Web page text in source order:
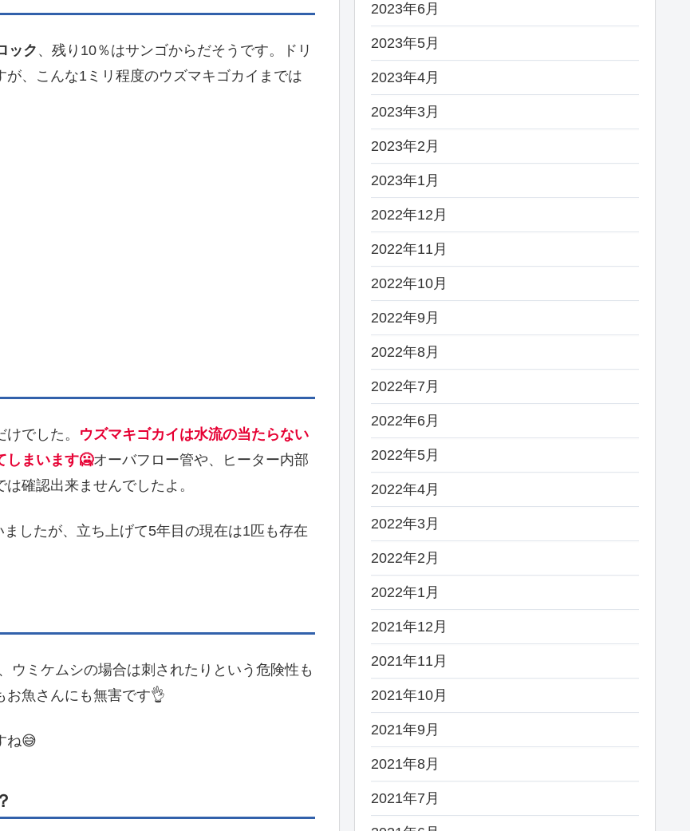
ック、残り10％はサンゴからだそうです。ドリ
、こんな1ミリ程度のウズマキゴカイまでは
でした。 ウズマキゴカイは水流の当たらない
しまいます🥶オーバフロー管や、ヒーター内部
確認出来ませんでしたよ。
したが、立ち上げて5年目の現在は1匹も存在
ウミケムシの場合は刺されたりという危険性も
お魚さんにも無害です👌
ね😅
2023年6月
2023年5月
2023年4月
2023年3月
2023年2月
2023年1月
2022年12月
2022年11月
2022年10月
2022年9月
2022年8月
2022年7月
2022年6月
2022年5月
2022年4月
2022年3月
2022年2月
2022年1月
2021年12月
2021年11月
2021年10月
2021年9月
2021年8月
2021年7月